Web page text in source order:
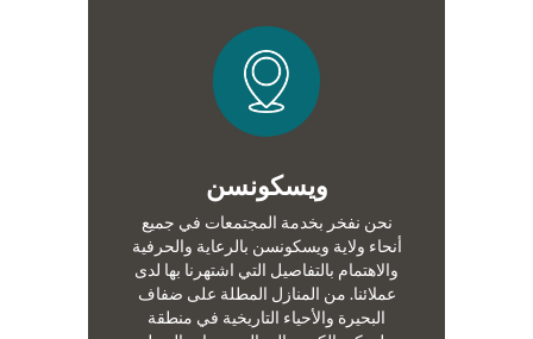
ويسكونسن
نحن نفخر بخدمة المجتمعات في جميع
أنحاء ولاية ويسكونسن بالرعاية والحرفية
والاهتمام بالتفاصيل التي اشتهرنا بها لدى
عملائنا. من المنازل المطلة على ضفاف
البحيرة والأحياء التاريخية في منطقة